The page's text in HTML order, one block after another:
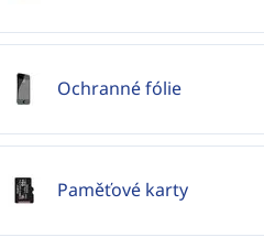
Ochranné fólie
Paměťové karty